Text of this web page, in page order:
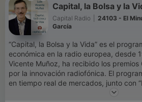
Capital, la Bolsa y la
Capital Radio
24103 - El
García
“Capital, la Bolsa y la Vida” es el
económica en la radio europea, desde
Vicente Muñoz, ha recibido los
por la innovación radiofónica. El
en tiempo real de mercados, junto con
Economía”. Además, ofrece secciones